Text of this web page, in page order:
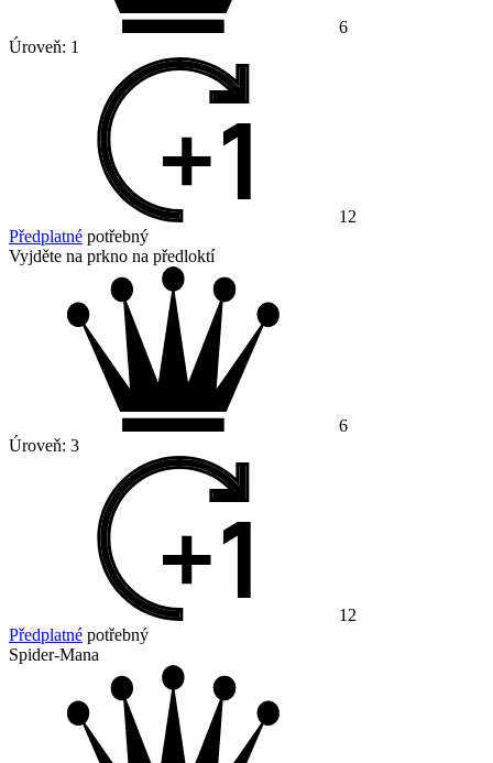
6
Úroveň: 1
12
Předplatné potřebný
Vyjděte na prkno na předloktí
6
Úroveň: 3
12
Předplatné potřebný
Spider-Mana